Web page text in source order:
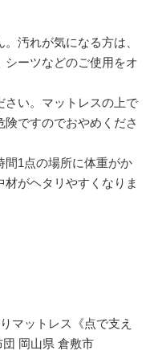
汚れが気になる方は、
ーツなどのご使用をオ
さい。マットレスの上で
ですのでおやめくださ
1点の場所に体重がか
がヘタリやすくなりま
マットレス《点で支え
岡山県 倉敷市